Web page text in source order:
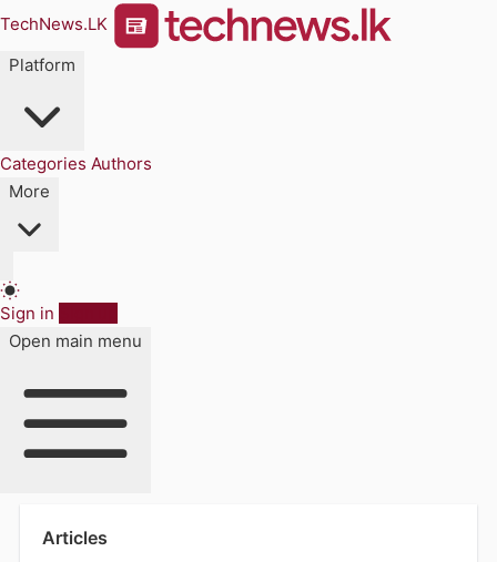
TechNews.LK
Platform
Categories Authors
More
Sign in
Open main menu
Articles